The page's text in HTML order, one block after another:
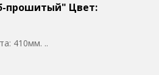
прошитый" Цвет:
410мм. ..